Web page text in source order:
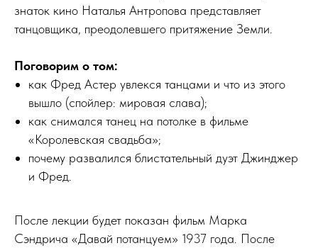
знаток кино Наталья Антропова представляет
танцовщика, преодолевшего притяжение Земли.
Поговорим о том:
как Фред Астер увлекся танцами и что из этого
вышло (спойлер: мировая слава);
как снимался танец на потолке в фильме
«Королевская свадьба»;
почему развалился блистательный дуэт Джинджер
и Фред.
После лекции будет показан фильм Марка
Сэндрича «Давай потанцуем» 1937 года. После